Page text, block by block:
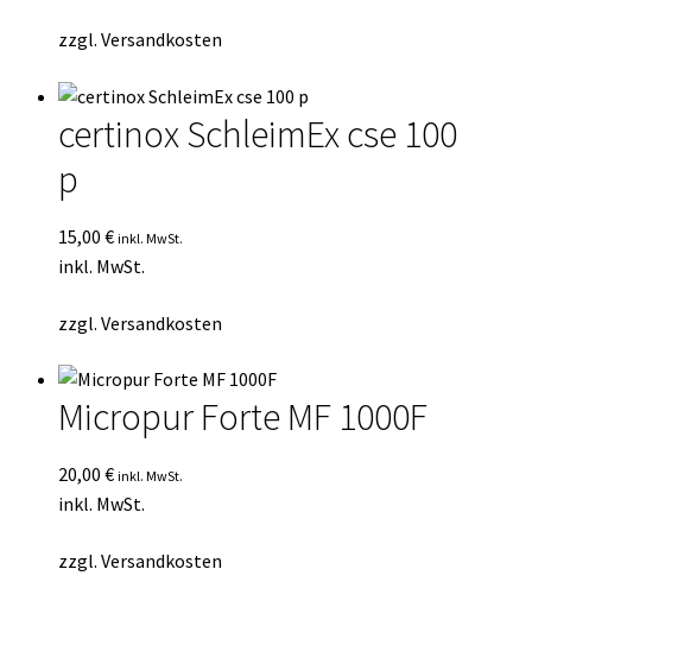
zzgl. Versandkosten
certinox SchleimEx cse 100
p
15,00 € inkl. MwSt.
inkl. MwSt.
zzgl. Versandkosten
Micropur Forte MF 1000F
20,00 € inkl. MwSt.
inkl. MwSt.
zzgl. Versandkosten